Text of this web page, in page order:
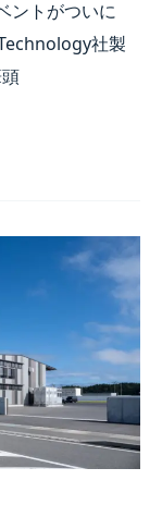
ントが​ついに​
社製